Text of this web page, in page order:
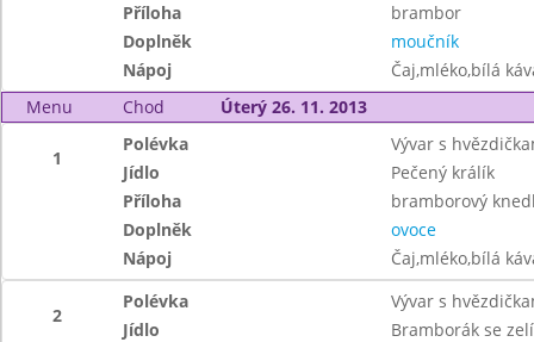
Příloha
brambor
Doplněk
moučník
Nápoj
Čaj,mléko,bílá
Menu
Chod Úterý 26. 11. 2013
1
Polévka
Vývar s
Jídlo
Pečený králík
Příloha
bramborový
Doplněk
ovoce
Nápoj
Čaj,mléko,bílá
2
Polévka
Vývar s
Jídlo
Bramborák se